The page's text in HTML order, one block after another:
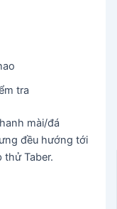
tra
mài/đá
đều hướng tới
thử Taber.